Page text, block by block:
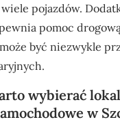
pojazdów.
pomoc
być niezwykle
wybierać
w